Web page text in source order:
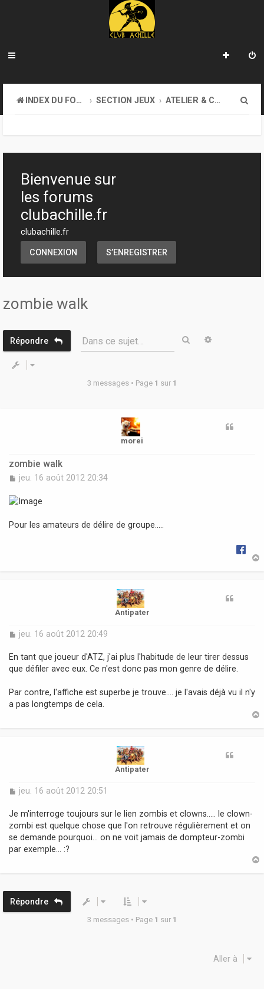
INDEX DU FORUM SECTION JEUX ATELIER & CRÉATION
h
Bienvenue sur
les forums
clubachille.fr
clubachille.fr
CONNEXION S’ENREGISTRER
zombie walk
Répondre Dans ce sujet… Rechercher
3 messages • Page 1 sur 1
morei
zombie walk
M
s
s
g
jeu. 16 août 2012 20:34
Pour les amateurs de délire de groupe.....
Antipater
M
s
a
e
jeu. 16 août 2012 20:49
En tant que joueur d'ATZ, j'ai plus l'habitude de leur tirer dessus
que défiler avec eux. Ce n'est donc pas mon genre de délire.
Par contre, l'affiche est superbe je trouve.... je l'avais déjà vu il n'y
a pas longtemps de cela.
Antipater
M
s
a
g
e
jeu. 16 août 2012 20:51
Je m'interroge toujours sur le lien zombis et clowns..... le clown-
zombi est quelque chose que l'on retrouve régulièrement et on
se demande pourquoi... on ne voit jamais de dompteur-zombi
par exemple... :?
Répondre
3 messages • Page 1 sur 1
Aller à